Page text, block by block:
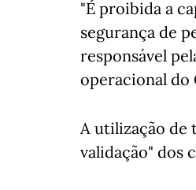
"É proibida a
segurança de
responsável
operacional do
A utilização de
validação" dos